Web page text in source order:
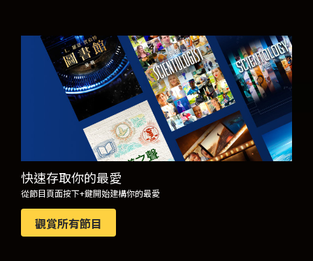
觀看 探索系列節目
快速存取你的最愛
從節目頁面按下+鍵開始建構你的最愛
觀賞所有節目